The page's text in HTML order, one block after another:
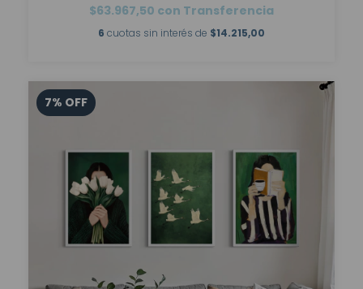
$63.967,50 con Transferencia
6 cuotas sin interés de $14.215,00
7% OFF